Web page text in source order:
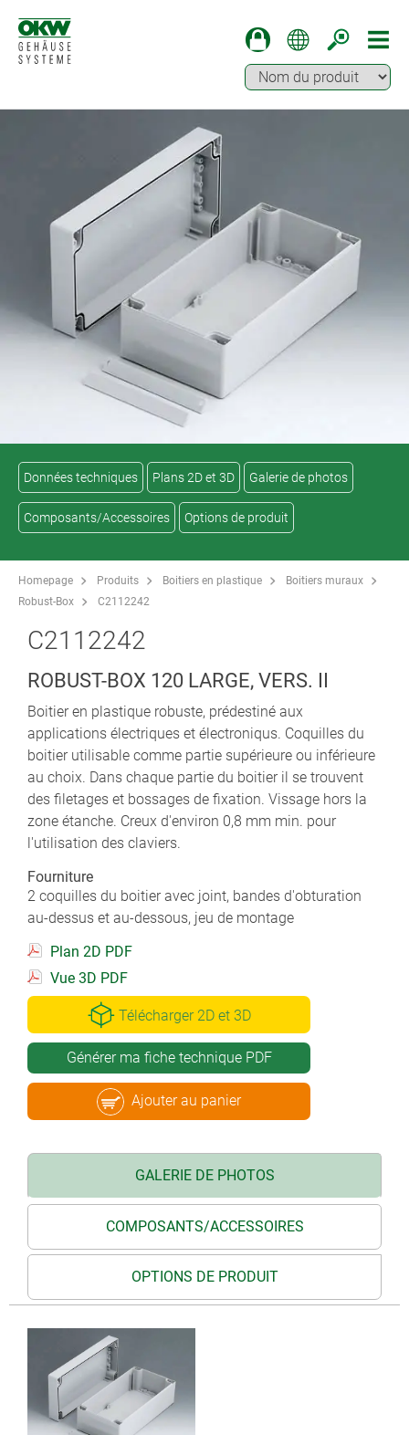
Données techniques Plans 2D et 3D Galerie de photos
Composants/Accessoires Options de produit
Homepage Produits Boitiers en plastique
Boitiers muraux
Robust-Box
C2112242
C2112242
ROBUST-BOX 120 LARGE, VERS. II
Boitier en plastique robuste, prédestiné aux
applications électriques et électroniqus. Coquilles du
boitier utilisable comme partie supérieure ou inférieure
au choix. Dans chaque partie du boitier il se trouvent
des filetages et bossages de fixation. Vissage hors la
zone étanche. Creux d'environ 0,8 mm min. pour
l'utilisation des claviers.
Fourniture
2 coquilles du boitier avec joint, bandes d'obturation
au-dessus et au-dessous, jeu de montage
Plan 2D PDF
Vue 3D PDF
Télécharger 2D et 3D
Générer ma fiche technique PDF
Ajouter au panier
GALERIE DE PHOTOS
COMPOSANTS/ACCESSOIRES
OPTIONS DE PRODUIT